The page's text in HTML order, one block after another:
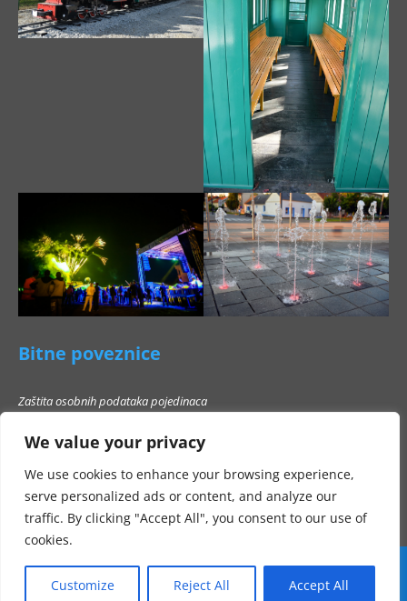
We value your privacy
We use cookies to enhance your browsing experience,
serve personalized ads or content, and analyze our
traffic. By clicking "Accept All", you consent to our use of
cookies.
Customize Reject All Accept All
Bitne poveznice
Zaštita osobnih podataka pojedinaca
Popis poslovnih subjekata s kojima Grad Beli Manastir ne smije stupati u